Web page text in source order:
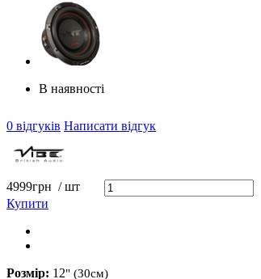
В наявності
0 відгуків Написати відгук
4999грн / шт
Купити
Розмір: 12" (30см)